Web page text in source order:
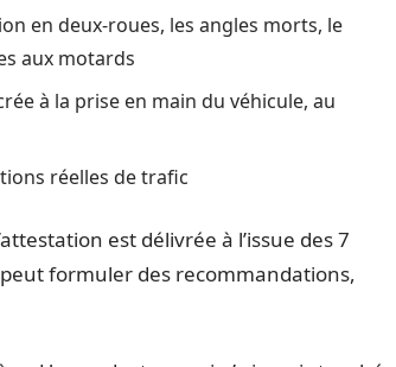
en deux-roues, les angles morts, le
aux motards
à la prise en main du véhicule, au
réelles de trafic
est délivrée à l’issue des 7
formuler des recommandations,